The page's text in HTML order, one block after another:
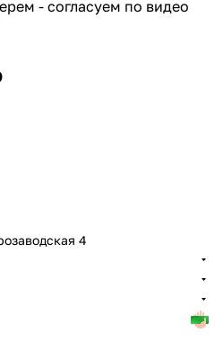
- согласуем по видео
4